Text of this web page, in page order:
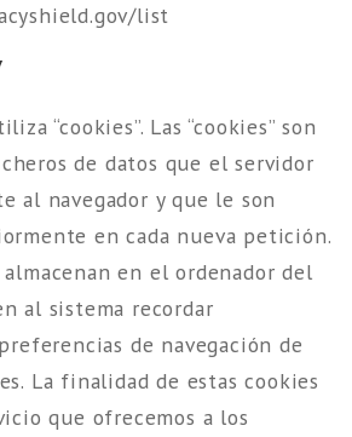
list
“cookies”. Las “cookies” son
de datos que el servidor
al navegador y que le son
en cada nueva petición.
en el ordenador del
al sistema recordar
de navegación de
La finalidad de estas cookies
que ofrecemos a los